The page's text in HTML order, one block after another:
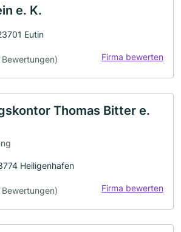
e. K.
Eutin
Bewertungen) Firma bewerten
Thomas Bitter e.
Heiligenhafen
Bewertungen) Firma bewerten